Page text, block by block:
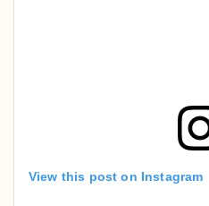
View this post on Instagram